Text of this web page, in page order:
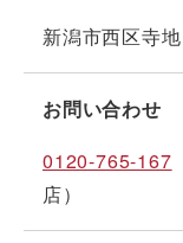
新潟市西区寺地
お問い合わせ
0120-765-167
店）